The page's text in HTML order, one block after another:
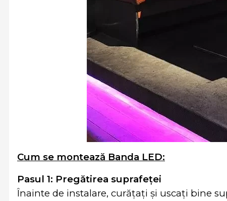
Cum se montează Banda LED:
Pasul 1: Pregătirea suprafeței
Înainte de instalare, curățați și uscați bine